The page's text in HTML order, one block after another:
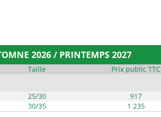
2026 / PRINTEMPS 2027
Taille
Prix public TTC
25/30
917
30/35 1 235